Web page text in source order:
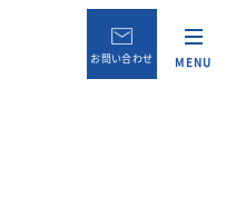
お問い合わせ MENU